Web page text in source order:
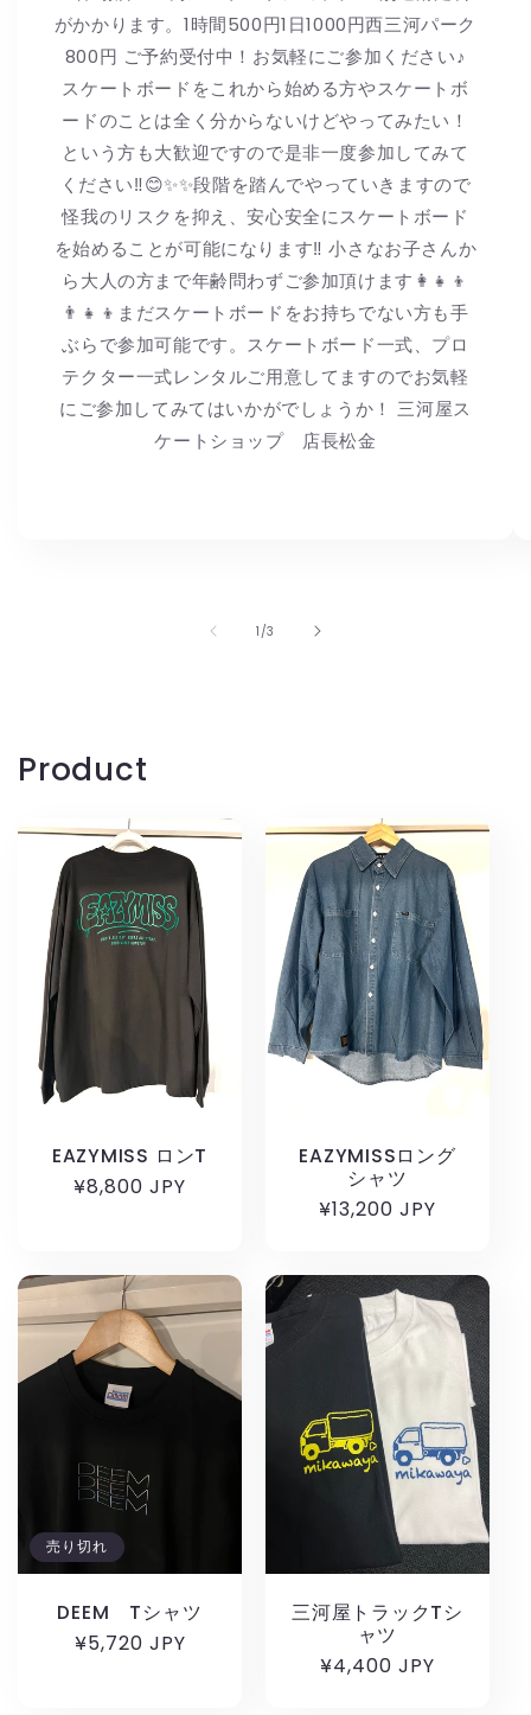
がかかります。1時間500円1日1000円西三河パーク
800円 ご予約受付中！お気軽にご参加ください♪
スケートボードをこれから始める方やスケートボ
ードのことは全く分からないけどやってみたい！
という方も大歓迎ですので是非一度参加してみて
ください‼︎😊✨✨段階を踏んでやっていきますので
怪我のリスクを抑え、安心安全にスケートボード
を始めることが可能になります‼︎ 小さなお子さんか
ら大人の方まで年齢問わずご参加頂けます👩👧👦
👨👧👦まだスケートボードをお持ちでない方も手
ぶらで参加可能です。スケートボード一式、プロ
テクター一式レンタルご用意してますのでお気軽
にご参加してみてはいかがでしょうか！ 三河屋ス
ケートショップ 店長松金
1 /の
3
Product
EAZYMISS ロンT
通
格
¥8,800 JPY
EAZYMISSロング
シャツ
通
格
¥13,200 JPY
売り切れ
DEEM Tシャツ
通
¥5,720 JPY
三河屋トラックTシ
ャツ
通
¥4,400 JPY